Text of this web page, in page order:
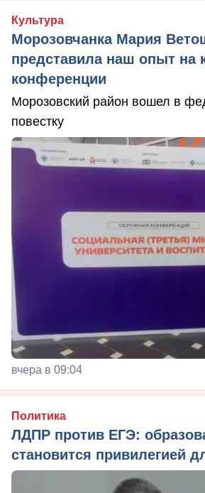
Культура
Морозовчанка Мария
представила наш опыт на
конференции
Морозовский район вошел в
повестку
вчера в 09:04
Политика
ЛДПР против ЕГЭ:
становится привилегией